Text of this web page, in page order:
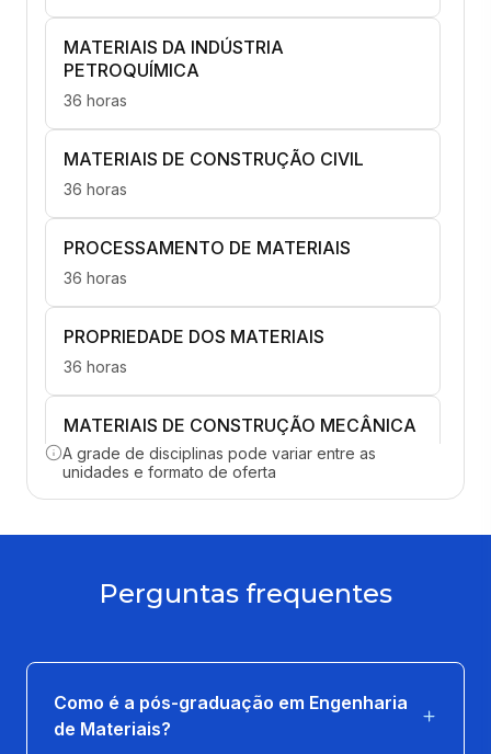
MATERIAIS DA INDÚSTRIA
PETROQUÍMICA
36 horas
MATERIAIS DE CONSTRUÇÃO CIVIL
36 horas
PROCESSAMENTO DE MATERIAIS
36 horas
PROPRIEDADE DOS MATERIAIS
36 horas
MATERIAIS DE CONSTRUÇÃO MECÂNICA
36 horas
PROCESSO DE FABRICAÇÃO POR
PROCESSOS DE FABRICAÇÃO MECÂNICA
A grade de disciplinas pode variar entre as
unidades e formato de oferta
Perguntas frequentes
Como é a pós-graduação em Engenharia
de Materiais?